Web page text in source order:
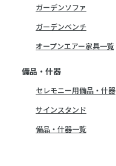
ガーデンソファ
ガーデンベンチ
オープンエアー家具一覧
備品・什器
セレモニー用備品・什器
サインスタンド
備品・什器一覧